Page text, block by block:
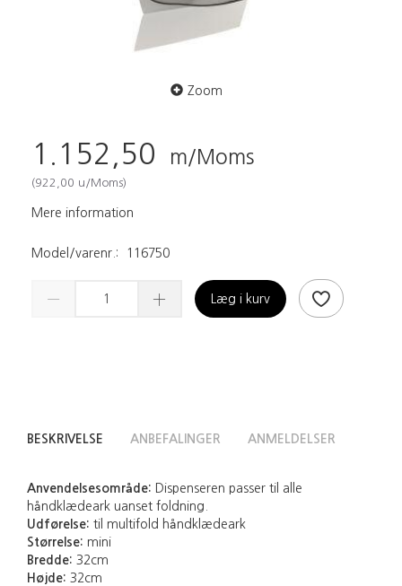
Zoom
1.152,50 m/Moms
(922,00 u/Moms)
Mere information
Model/varenr.: 116750
Læg i kurv
BESKRIVELSE ANBEFALINGER ANMELDELSER
Anvendelsesområde: Dispenseren passer til alle
håndklædeark uanset foldning.
Udførelse: til multifold håndklædeark
Størrelse: mini
Bredde: 32cm
Højde: 32cm